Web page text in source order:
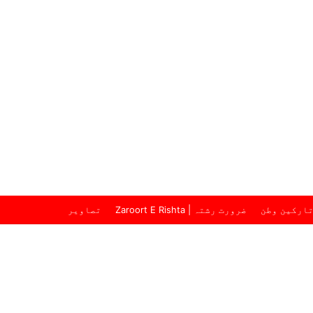
تارکین وطن ضرورت رشتہ | Zaroort E Rishta تصاویر